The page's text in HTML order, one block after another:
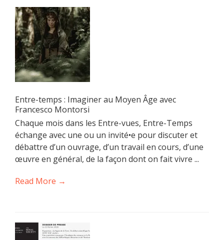
Entre-temps : Imaginer au Moyen Âge avec
Francesco Montorsi
Chaque mois dans les Entre-vues, Entre-Temps
échange avec une ou un invité•e pour discuter et
débattre d’un ouvrage, d’un travail en cours, d’une
œuvre en général, de la façon dont on fait vivre ...
Read More →